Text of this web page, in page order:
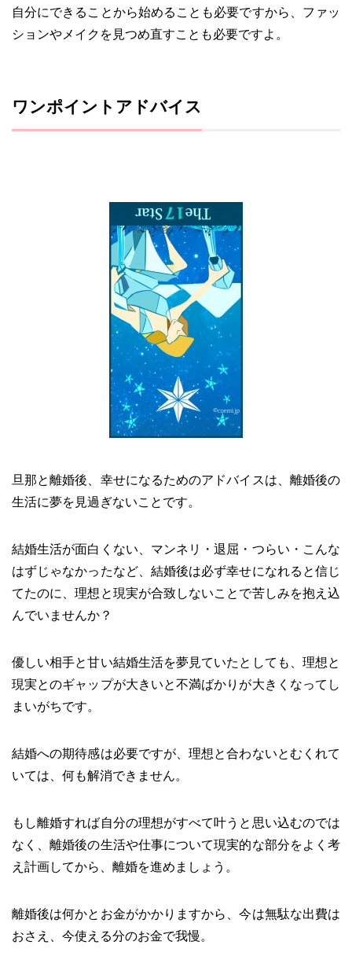
自分にできることから始めることも必要ですから、ファッ
ションやメイクを見つめ直すことも必要ですよ。
ワンポイントアドバイス
旦那と離婚後、幸せになるためのアドバイスは、離婚後の
生活に夢を見過ぎないことです。
結婚生活が面白くない、マンネリ・退屈・つらい・こんな
はずじゃなかったなど、結婚後は必ず幸せになれると信じ
てたのに、理想と現実が合致しないことで苦しみを抱え込
んでいませんか？
優しい相手と甘い結婚生活を夢見ていたとしても、理想と
現実とのギャップが大きいと不満ばかりが大きくなってし
まいがちです。
結婚への期待感は必要ですが、理想と合わないとむくれて
いては、何も解消できません。
もし離婚すれば自分の理想がすべて叶うと思い込むのでは
なく、離婚後の生活や仕事について現実的な部分をよく考
え計画してから、離婚を進めましょう。
離婚後は何かとお金がかかりますから、今は無駄な出費は
おさえ、今使える分のお金で我慢。